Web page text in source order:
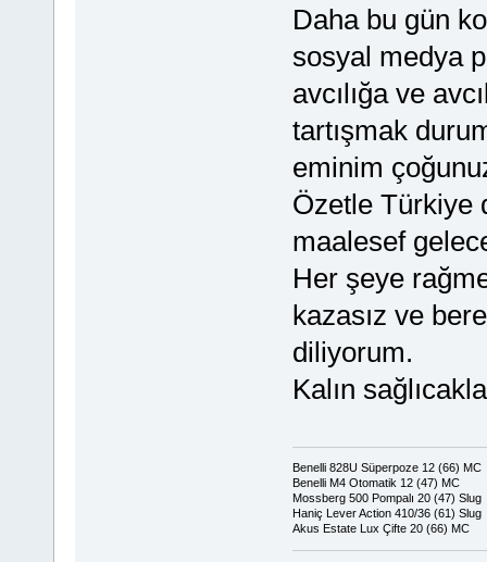
Daha bu gün
sosyal medya
avcılığa ve
tartışmak
eminim
Özetle Türkiye
maalesef
Her şeye
kazasız ve
diliyorum.
Kalın
Benelli 828U Süperpoze 12 (66) MC
Benelli M4 Otomatik 12 (47) MC
Mossberg 500 Pompalı 20 (47) Slug
Haniç Lever Action 410/36 (61) Slug
Akus Estate Lux Çifte 20 (66) MC